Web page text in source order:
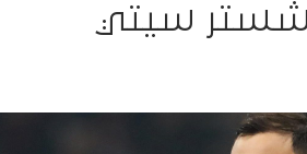
سيتي